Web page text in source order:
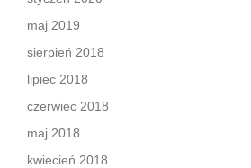
maj 2019
sierpień 2018
lipiec 2018
czerwiec 2018
maj 2018
kwiecień 2018